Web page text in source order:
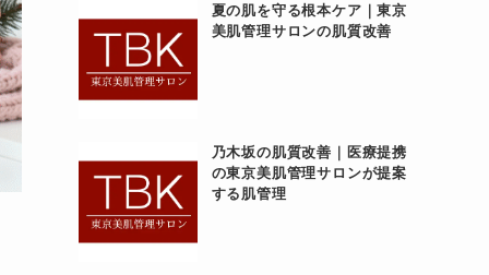
夏の肌を守る根本ケア｜東京
美肌管理サロンの肌質改善
乃木坂の肌質改善｜医療提携
の東京美肌管理サロンが提案
する肌管理